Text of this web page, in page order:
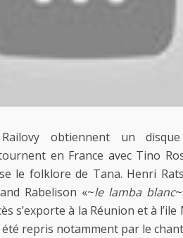
obtiennent un
en France avec Tino
le folklore de Tana. Henri
Rabelison «~le lamba blanc
s’exporte à la Réunion et à l’ile
été repris notamment par le